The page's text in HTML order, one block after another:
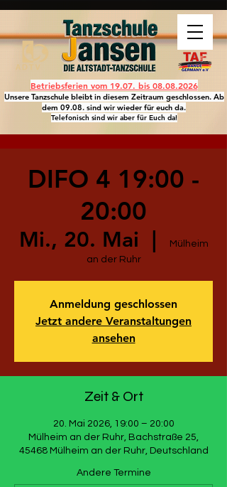
Betriebsferien vom 19.07. bis 08.08.2026
Unsere Tanzschule bleibt in diesem Zeitraum geschlossen. Ab
dem 09.08. sind wir wieder für euch da.
Telefonisch sind wir aber für Euch da!
DIFO 4 19:00 -
20:00
Mi., 20. Mai
Mülheim
an der Ruhr
Anmeldung geschlossen
Jetzt andere Veranstaltungen
ansehen
Zeit & Ort
20. Mai 2026, 19:00 – 20:00
Mülheim an der Ruhr, Bachstraße 25,
45468 Mülheim an der Ruhr, Deutschland
Andere Termine